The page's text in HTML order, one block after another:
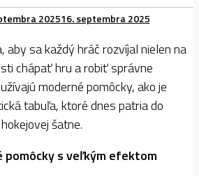
202516. septembra 2025
aby sa každý hráč rozvíjal nielen na
chápať hru a robiť správne
moderné pomôcky, ako je
tabuľa, ktoré dnes patria do
šatne.
pomôcky s veľkým efektom